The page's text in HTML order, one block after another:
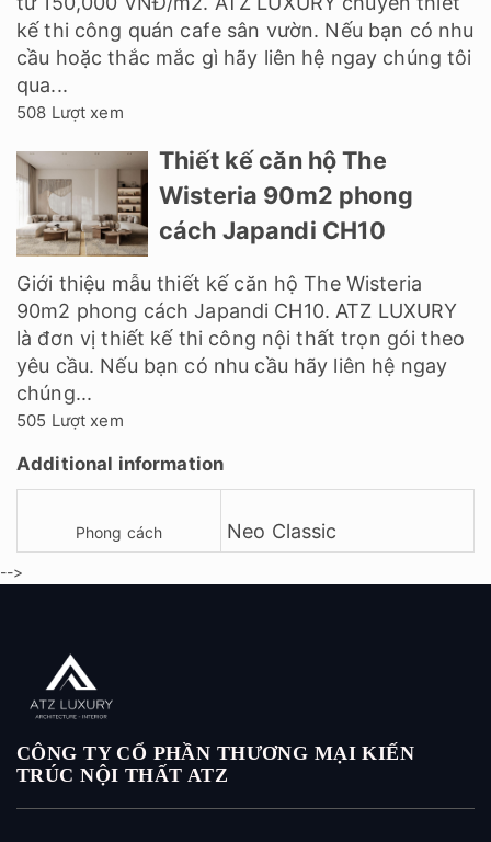
kế thi công quán cafe sân vườn. Nếu bạn có nhu
cầu hoặc thắc mắc gì hãy liên hệ ngay chúng tôi
qua...
508 Lượt xem
Thiết kế căn hộ The
Wisteria 90m2 phong
cách Japandi CH10
Giới thiệu mẫu thiết kế căn hộ The Wisteria
90m2 phong cách Japandi CH10. ATZ LUXURY
là đơn vị thiết kế thi công nội thất trọn gói theo
yêu cầu. Nếu bạn có nhu cầu hãy liên hệ ngay
chúng...
505 Lượt xem
Additional information
Phong cách Neo Classic
-->
CÔNG TY CỔ PHẦN THƯƠNG MẠI KIẾN
TRÚC NỘI THẤT ATZ